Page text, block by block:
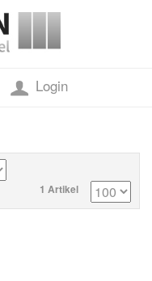
Login
1 Artikel